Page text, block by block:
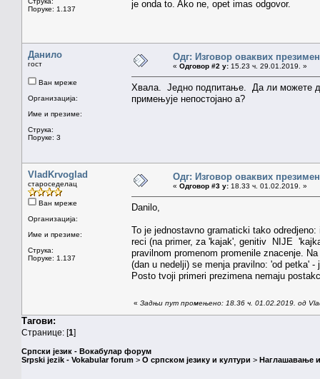
Поруке: 1.137
je onda to. Ako ne, opet imas odgovor.
Данило
гост
Ван мреже
Организација:
Име и презиме:
Струка:
Поруке: 3
Одг: Изговор оваквих
« Одговор #2 у: 15.23 ч. 29.01.2019. »
Хвала. Једно подпитање. Да ли можете да
примењује непостојано а?
VladKrvoglad
староседелац
Ван мреже
Организација:
Име и презиме:
Струка:
Поруке: 1.137
Одг: Изговор оваквих
« Одговор #3 у: 18.33 ч. 01.02.2019. »
Danilo,
To je jednostavno gramaticki tako
reci (na primer, za 'kajak', genitiv NIJE
pravilnom promenom promenile znacenje.
(dan u nedelji) se menja pravilno: 'od petka'
Posto tvoji primeri prezimena nemaju
« Задњи пут промењено: 18.36 ч. 01.02.2019. од
Тагови:
Странице: [1]
Српски језик - Вокабулар форум
Srpski jezik - Vokabular forum > О српском језику и култури > Наглашавање